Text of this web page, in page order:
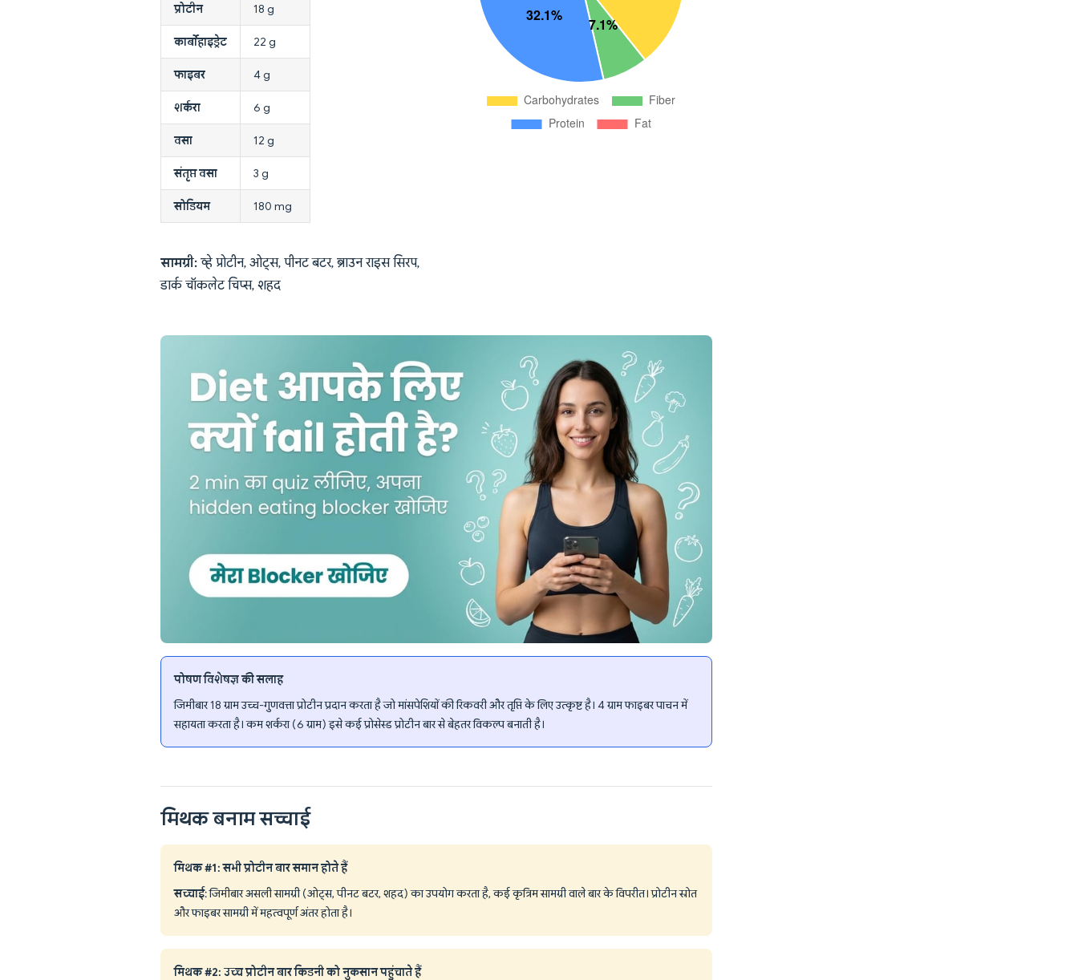
प्रोटीन 18 g
कार्बोहाइड्रेट 22 g
फाइबर 4 g
शर्करा 6 g
वसा 12 g
संतृप्त वसा 3 g
सोडियम 180 mg
सामग्री: व्हे प्रोटीन, ओट्स, पीनट बटर, ब्राउन राइस सिरप,
डार्क चॉकलेट चिप्स, शहद
पोषण विशेषज्ञ की सलाह
जिमीबार 18 ग्राम उच्च-गुणवत्ता प्रोटीन प्रदान करता है जो मांसपेशियों की रिकवरी और तृप्ति के लिए उत्कृष्ट है। 4 ग्राम फाइबर पाचन में
सहायता करता है। कम शर्करा (6 ग्राम) इसे कई प्रोसेस्ड प्रोटीन बार से बेहतर विकल्प बनाती है।
मिथक बनाम सच्चाई
मिथक #1: सभी प्रोटीन बार समान होते हैं
सच्चाई: जिमीबार असली सामग्री (ओट्स, पीनट बटर, शहद) का उपयोग करता है, कई कृत्रिम सामग्री वाले बार के विपरीत। प्रोटीन स्रोत
और फाइबर सामग्री में महत्वपूर्ण अंतर होता है।
मिथक #2: उच्च प्रोटीन बार किडनी को नुकसान पहुंचाते हैं